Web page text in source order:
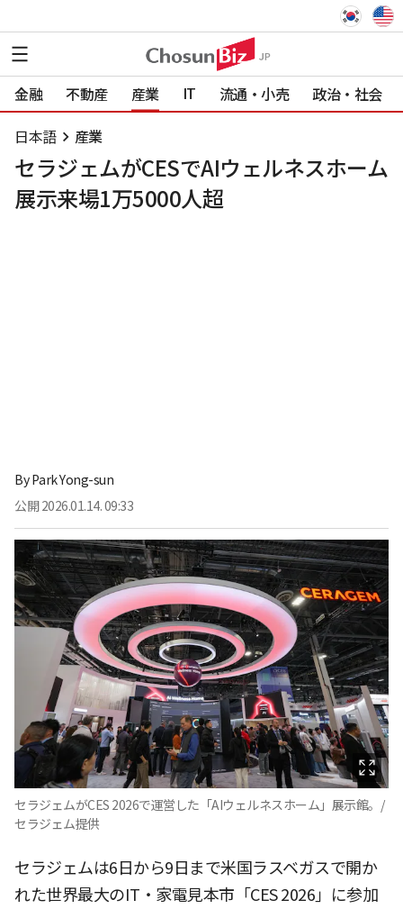
金融 不動産 産業 IT 流通・小売 政治・社会
日本語 産業
セラジェムがCESでAIウェルネスホーム
展示来場1万5000人超
ByPark Yong-sun
公開 2026.01.14. 09:33
セラジェムがCES 2026で運営した「AIウェルネスホーム」展示館。/
セラジェム提供
セラジェムは6日から9日まで米国ラスベガスで開か
れた世界最大のIT・家電見本市「CES 2026」に参加